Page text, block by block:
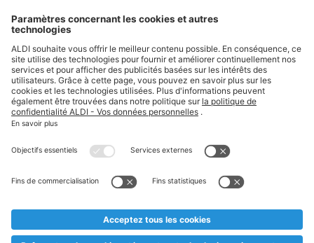
Suivez ALDI Belgique
Textes marqués d'un astérisque et mentions légales
* Nous vendons ces articles temporairement et jusqu'à
au cas où, malgré le planning bien étudié, nous serions
prématurément en rupture de stock. Prix Recupel et TVA incl.
** Sur ce site, l’utilisation de la forme masculine a été adoptée